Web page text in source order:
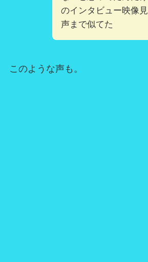
のインタビュー映像
声まで似てた
このような声も。